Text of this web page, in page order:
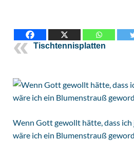
Tischtennisplatten
Wenn Gott gewollt hätte, dass ich
wäre ich ein Blumenstrauß